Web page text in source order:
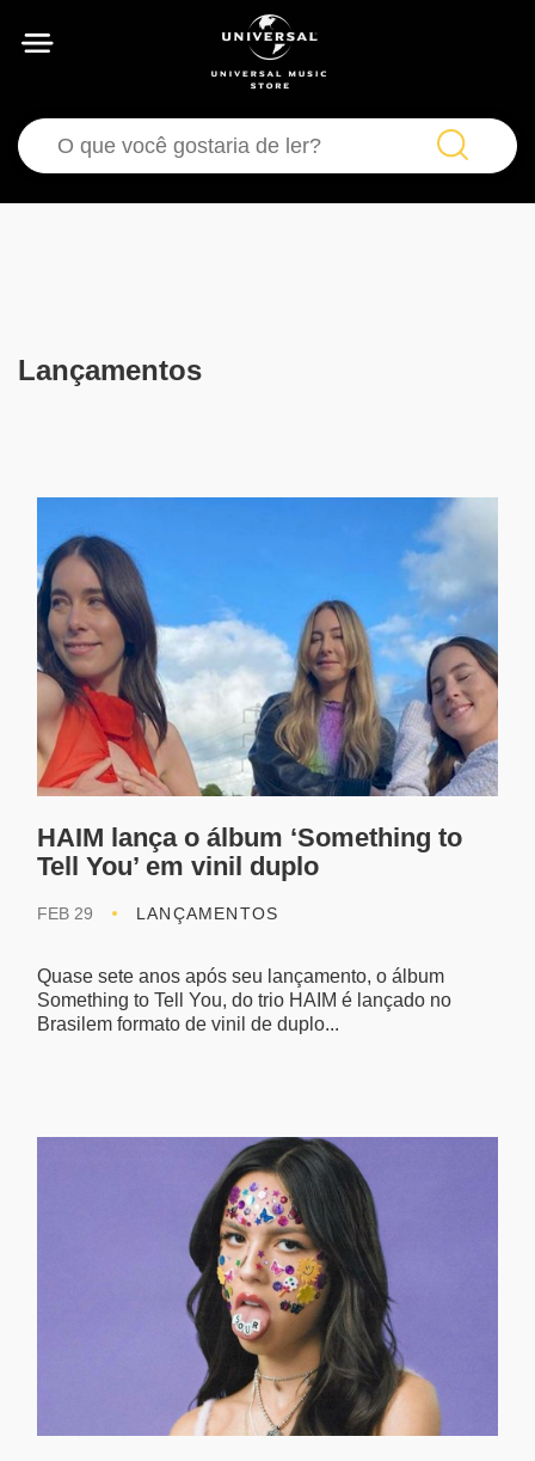
Lançamentos
HAIM lança o álbum ‘Something to
Tell You’ em vinil duplo
FEB 29 LANÇAMENTOS
Quase sete anos após seu lançamento, o álbum
Something to Tell You, do trio HAIM é lançado no
Brasilem formato de vinil de duplo...